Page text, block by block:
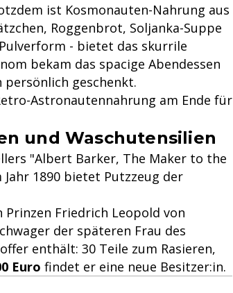
ist Kosmonauten-Nahrung aus
Roggenbrot, Soljanka-Suppe
- bietet das skurrile
bekam das spacige Abendessen
persönlich geschenkt.
Astronautennahrung am Ende für
und Waschutensilien
"Albert Barker, The Maker to the
1890 bietet Putzzeug der
Friedrich Leopold von
der späteren Frau des
enthält: 30 Teile zum Rasieren,
Euro findet er eine neue Besitzer:in.